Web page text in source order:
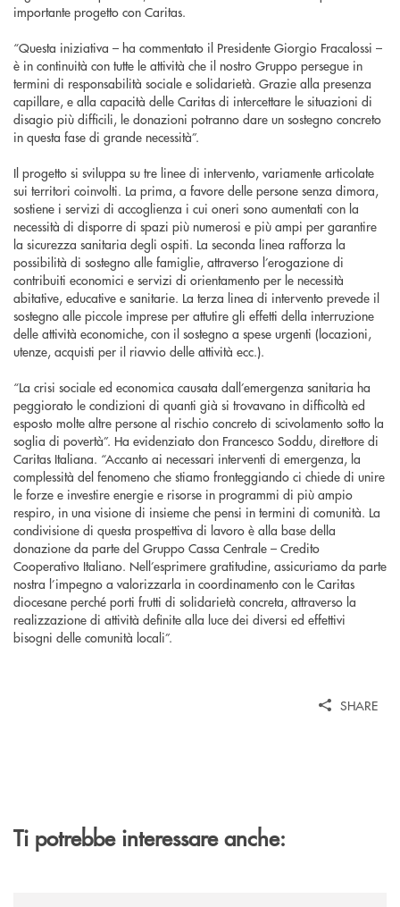
importante progetto con Caritas.
“Questa iniziativa – ha commentato il Presidente Giorgio Fracalossi –
è in continuità con tutte le attività che il nostro Gruppo persegue in
termini di responsabilità sociale e solidarietà. Grazie alla presenza
capillare, e alla capacità delle Caritas di intercettare le situazioni di
disagio più difficili, le donazioni potranno dare un sostegno concreto
in questa fase di grande necessità”.
Il progetto si sviluppa su tre linee di intervento, variamente articolate
sui territori coinvolti. La prima, a favore delle persone senza dimora,
sostiene i servizi di accoglienza i cui oneri sono aumentati con la
necessità di disporre di spazi più numerosi e più ampi per garantire
la sicurezza sanitaria degli ospiti. La seconda linea rafforza la
possibilità di sostegno alle famiglie, attraverso l’erogazione di
contribuiti economici e servizi di orientamento per le necessità
abitative, educative e sanitarie. La terza linea di intervento prevede il
sostegno alle piccole imprese per attutire gli effetti della interruzione
delle attività economiche, con il sostegno a spese urgenti (locazioni,
utenze, acquisti per il riavvio delle attività ecc.).
“La crisi sociale ed economica causata dall’emergenza sanitaria ha
peggiorato le condizioni di quanti già si trovavano in difficoltà ed
esposto molte altre persone al rischio concreto di scivolamento sotto la
soglia di povertà”. Ha evidenziato don Francesco Soddu, direttore di
Caritas Italiana. “Accanto ai necessari interventi di emergenza, la
complessità del fenomeno che stiamo fronteggiando ci chiede di unire
le forze e investire energie e risorse in programmi di più ampio
respiro, in una visione di insieme che pensi in termini di comunità. La
condivisione di questa prospettiva di lavoro è alla base della
donazione da parte del Gruppo Cassa Centrale – Credito
Cooperativo Italiano. Nell’esprimere gratitudine, assicuriamo da parte
nostra l’impegno a valorizzarla in coordinamento con le Caritas
diocesane perché porti frutti di solidarietà concreta, attraverso la
realizzazione di attività definite alla luce dei diversi ed effettivi
bisogni delle comunità locali”.
SHARE
Ti potrebbe interessare anche: